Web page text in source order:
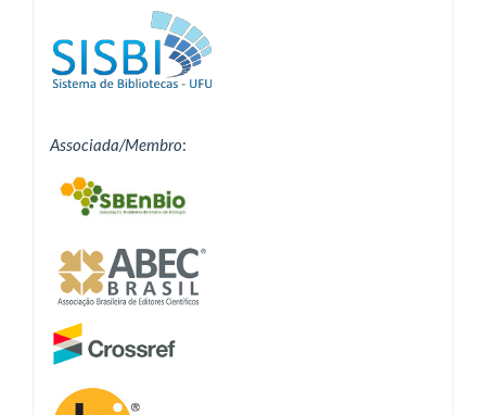
Associada/Membro: